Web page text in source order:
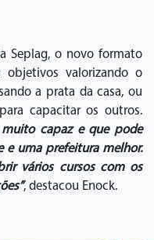
Seplag, o novo formato
objetivos valorizando o
a prata da casa, ou
capacitar os outros.
capaz e que pode
e uma prefeitura melhor.
vários cursos com os
, destacou Enock.